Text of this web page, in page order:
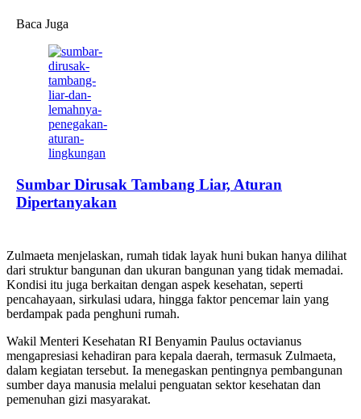
Baca Juga
Sumbar Dirusak Tambang Liar, Aturan
Dipertanyakan
Zulmaeta menjelaskan, rumah tidak layak huni bukan hanya dilihat
dari struktur bangunan dan ukuran bangunan yang tidak memadai.
Kondisi itu juga berkaitan dengan aspek kesehatan, seperti
pencahayaan, sirkulasi udara, hingga faktor pencemar lain yang
berdampak pada penghuni rumah.
Wakil Menteri Kesehatan RI Benyamin Paulus octavianus
mengapresiasi kehadiran para kepala daerah, termasuk Zulmaeta,
dalam kegiatan tersebut. Ia menegaskan pentingnya pembangunan
sumber daya manusia melalui penguatan sektor kesehatan dan
pemenuhan gizi masyarakat.